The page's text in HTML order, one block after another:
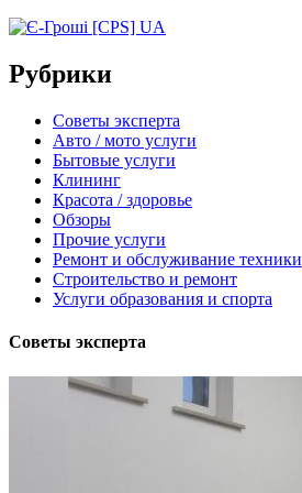
Рубрики
Советы эксперта
Авто / мото услуги
Бытовые услуги
Клининг
Красота / здоровье
Обзоры
Прочие услуги
Ремонт и обслуживание техники
Строительство и ремонт
Услуги образования и спорта
Советы эксперта